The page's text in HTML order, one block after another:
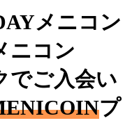
メニコン
ニコン
でご入会い
プ